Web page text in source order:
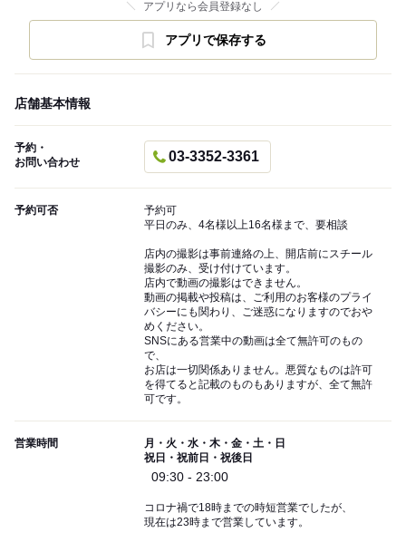
アプリなら会員登録なし
アプリで保存する
店舗基本情報
予約・
お問い合わせ
03-3352-3361
予約可否
予約可
平日のみ、4名様以上16名様まで、要相談
店内の撮影は事前連絡の上、開店前にスチール
撮影のみ、受け付けています。
店内で動画の撮影はできません。
動画の掲載や投稿は、ご利用のお客様のプライ
バシーにも関わり、ご迷惑になりますのでおや
めください。
SNSにある営業中の動画は全て無許可のもの
で、
お店は一切関係ありません。悪質なものは許可
を得てると記載のものもありますが、全て無許
可です。
営業時間
月・火・水・木・金・土・日
祝日・祝前日・祝後日
09:30 - 23:00
コロナ禍で18時までの時短営業でしたが、
現在は23時まで営業しています。